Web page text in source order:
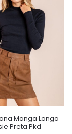
Manga Longa
Preta Pkd